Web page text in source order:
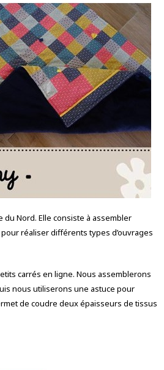
du Nord. Elle consiste à assembler
réaliser différents types d’ouvrages
carrés en ligne. Nous assemblerons
nous utiliserons une astuce pour
de coudre deux épaisseurs de tissus